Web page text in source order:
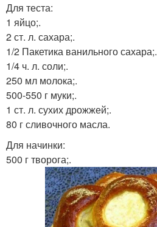
Для теста:
1 яйцо;.
2 ст. л. сахара;.
1/2 Пакетика ванильного сахара;.
1/4 ч. л. соли;.
250 мл молока;.
500-550 г муки;.
1 ст. л. сухих дрожжей;.
80 г сливочного масла.
Для начинки:
500 г творога;.